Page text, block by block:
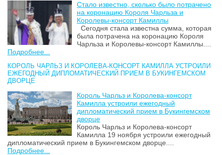
Стало известно, сколько было потрачено
на коронацию Короля Чарльза и
Королевы-консорт Камиллы
Сегодня стала известна сумма, которая
была потрачена на коронацию Короля
Чарльза и Королевы-консорт Камиллы....
Подробнее...
КОРОЛЬ ЧАРЛЬЗ И КОРОЛЕВА-КОНСОРТ КАМИЛЛА УСТРОИЛИ
ЕЖЕГОДНЫЙ ДИПЛОМАТИЧЕСКИЙ ПРИЕМ В БУКИНГЕМСКОМ
ДВОРЦЕ
Король Чарльз и Королева-консорт
Камилла устроили ежегодный
дипломатический прием в Букингемском
дворце
Король Чарльз и Королева-консорт
Камилла 19 ноября устроили ежегодный
дипломатический прием в Букингемском дворце....
Подробнее...